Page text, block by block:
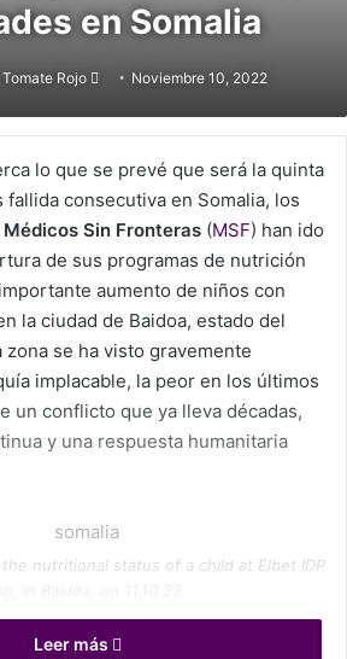
en Somalia
Tomate Rojo
Follow
X
Noviembre 10, 2022
lo que se prevé que será la quinta
consecutiva en Somalia, los
Médicos Sin Fronteras (MSF) han ido
de sus programas de nutrición
aumento de niños con
la ciudad de Baidoa, estado del
zona se ha visto gravemente
implacable, la peor en los últimos
un conflicto que ya lleva décadas,
y una respuesta humanitaria
nutritional status of a child at Elbet IDP
que los equipos observan también
Leer más